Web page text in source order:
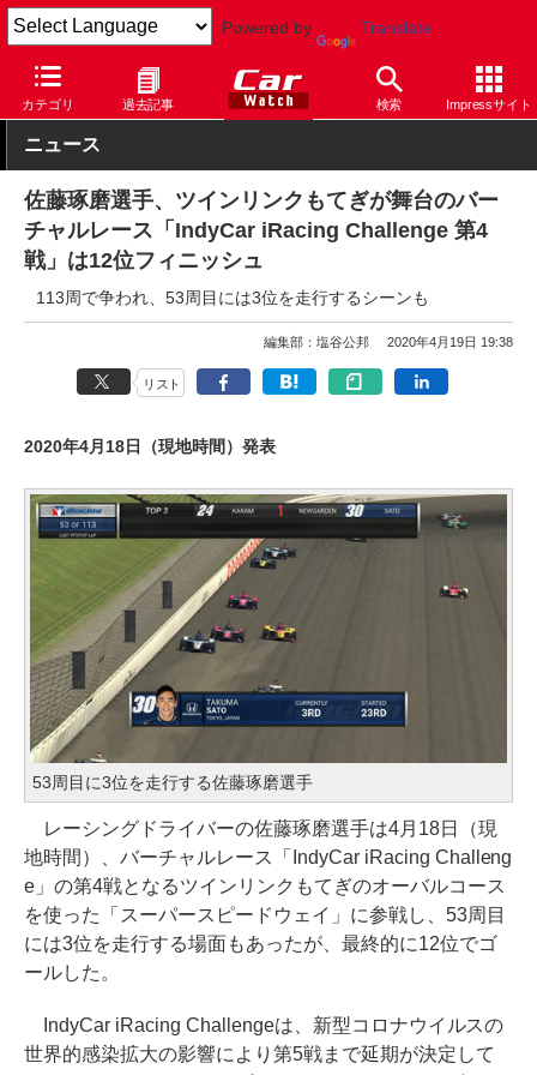
Powered by Translate
カテゴリ 過去記事 検索 Impressサイト
Car Watch モータースポーツ その他
ニュース
佐藤琢磨選手、ツインリンクもてぎが舞台のバー
チャルレース「IndyCar iRacing Challenge 第4
戦」は12位フィニッシュ
113周で争われ、53周目には3位を走行するシーンも
編集部：塩谷公邦 2020年4月19日 19:38
リスト
2020年4月18日（現地時間）発表
53周目に3位を走行する佐藤琢磨選手
レーシングドライバーの佐藤琢磨選手は4月18日（現
地時間）、バーチャルレース「IndyCar iRacing Challeng
e」の第4戦となるツインリンクもてぎのオーバルコース
を使った「スーパースピードウェイ」に参戦し、53周目
には3位を走行する場面もあったが、最終的に12位でゴ
ールした。
IndyCar iRacing Challengeは、新型コロナウイルスの
世界的感染拡大の影響により第5戦まで延期が決定して